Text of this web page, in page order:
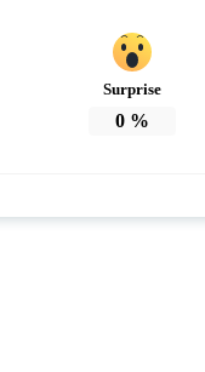
Surprise
0%